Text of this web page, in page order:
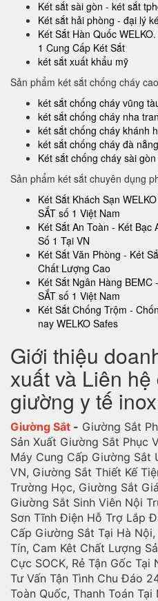
Két sắt sài gòn - két sắt
Két sắt hải phòng - đại lý
Két Sắt Hàn Quốc
1 Cung Cấp Két Sắt
két sắt xuất khẩu mỹ
Sản phẩm két sắt chống cháy
két sắt chống cháy vũng
két sắt chống cháy nha
két sắt chống cháy khánh
két sắt chống cháy đà nẵng
Két sắt chống cháy sài gòn
Sản phẩm két sắt chuyên dụng
Két Sắt Khách Sạn
SẮT số 1 Việt Nam
Két Sắt An Toàn - Két Bạc
Số 1 Tại VN
Két Sắt Văn Phòng - Két
Chất Lượng Cao
Két Sắt Ngân Hàng BEMC
SẮT số 1 Việt Nam
Két Sắt Chống Trộm -
nay WELKO Safes
Giới thiệu
xuất và Liên hệ
giường y tế inox
Giường Sắt - Giường Sắt
Sản Xuất Giường Sắt Phục
Máy Cung Cấp Giường Sắt
VN, Giường Sắt Thiết Kế
Trường Học, Giường Sắt
Giường Sắt Sinh Viên Nội
Sơn Tĩnh Điện Hỗ Trợ Lắp
Cấp Giường Sắt Tại Hà
Tín, Cam Kêt Chất Lượng
Cực SOCK, Rẻ Tận Gốc
Tư Vấn Tận Tình Chu Đáo
Toàn Quốc, Thanh Toán